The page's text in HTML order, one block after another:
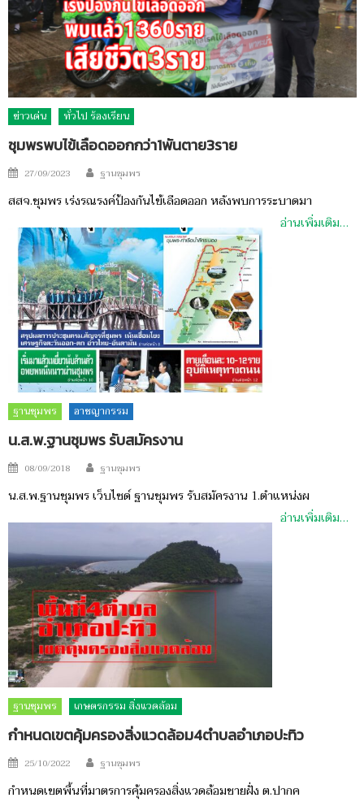
ข่าวเด่น ทั่วไป ร้องเรียน
ชุมพรพบไข้เลือดออกกว่า1พันตาย3ราย
Posted
27/09/2023 Author
ฐานชุมพร
สสจ.ชุมพร เร่งรณรงค์ป้องกันไข้เลือดออก หลังพบการระบาดมา
อ่านเพิ่มเติม…
ฐานชุมพร อาชญากรรม
น.ส.พ.ฐานชุมพร รับสมัครงาน
Posted
08/09/2018 Author
ฐานชุมพร
น.ส.พ.ฐานชุมพร เว็บไซด์ ฐานชุมพร รับสมัครงาน 1.ตำแหน่งผ
อ่านเพิ่มเติม…
ฐานชุมพร เกษตรกรรม สิ่งแวดล้อม
กำหนดเขตคุ้มครองสิ่งแวดล้อม4ตำบลอำเภอปะทิว
Posted
25/10/2022 Author
ฐานชุมพร
กำหนดเขตพื้นที่มาตรการคุ้มครองสิ่งแวดล้อมชายฝั่ง ต.ปากค